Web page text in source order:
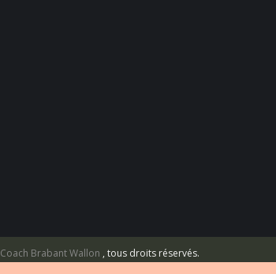
Coach Brabant Wallon , tous droits réservés.